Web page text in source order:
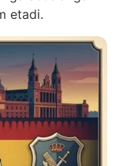
etadi.